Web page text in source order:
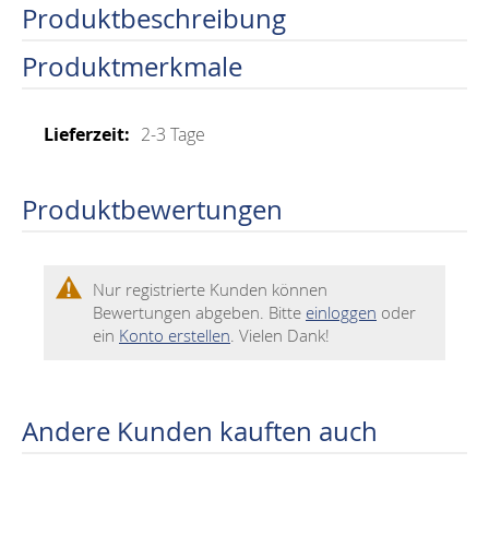
Produktbeschreibung
Produktmerkmale
Mehr
2-3 Tage
Produktbewertungen
Nur registrierte Kunden können
Bewertungen abgeben. Bitte einloggen oder
ein Konto erstellen. Vielen Dank!
Andere Kunden kauften auch